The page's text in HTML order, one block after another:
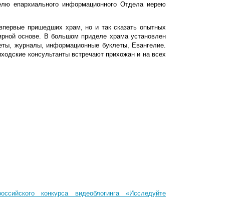
епархиального информационного Отдела иерею
пришедших храм, но и так сказать опытных
основе. В большом приделе храма установлен
журналы, информационные буклеты, Евангелие.
консультанты встречают прихожан и на всех
конкурса видеоблогинга «Исследуйте